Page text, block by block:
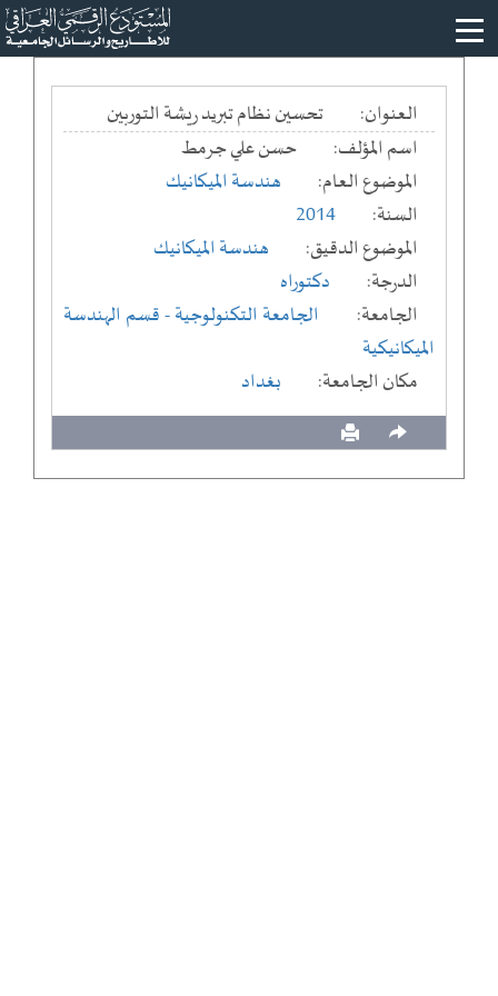
العنوان:
تحسين نظام تبريد ريشة التوربين
اسم المؤلف:
حسن علي جرمط
الموضوع العام:
هندسة الميكانيك
السنة:
2014
الموضوع الدقيق:
هندسة الميكانيك
الدرجة:
دكتوراه
الجامعة:
الجامعة التكنولوجية- قسم الهندسة
الميكانيكية
مكان الجامعة:
بغداد